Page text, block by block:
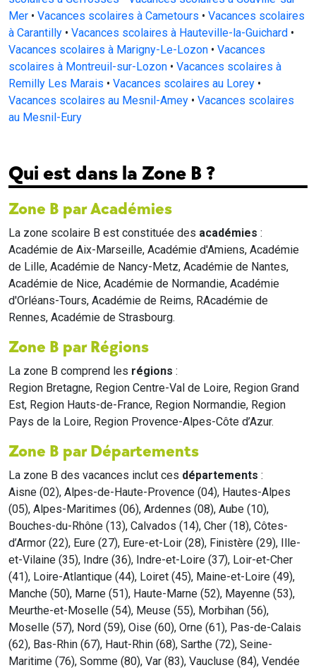
Mer • Vacances scolaires à Cametours • Vacances scolaires
à Carantilly • Vacances scolaires à Hauteville-la-Guichard •
Vacances scolaires à Marigny-Le-Lozon • Vacances
scolaires à Montreuil-sur-Lozon • Vacances scolaires à
Remilly Les Marais • Vacances scolaires au Lorey •
Vacances scolaires au Mesnil-Amey • Vacances scolaires
au Mesnil-Eury
Qui est dans la Zone B ?
Zone B par Académies
La zone scolaire B est constituée des académies :
Académie de Aix-Marseille, Académie d'Amiens, Académie
de Lille, Académie de Nancy-Metz, Académie de Nantes,
Académie de Nice, Académie de Normandie, Académie
d'Orléans-Tours, Académie de Reims, RAcadémie de
Rennes, Académie de Strasbourg.
Zone B par Régions
La zone B comprend les régions :
Region Bretagne, Region Centre-Val de Loire, Region Grand
Est, Region Hauts-de-France, Region Normandie, Region
Pays de la Loire, Region Provence-Alpes-Côte d’Azur.
Zone B par Départements
La zone B des vacances inclut ces départements :
Aisne (02), Alpes-de-Haute-Provence (04), Hautes-Alpes
(05), Alpes-Maritimes (06), Ardennes (08), Aube (10),
Bouches-du-Rhône (13), Calvados (14), Cher (18), Côtes-
d’Armor (22), Eure (27), Eure-et-Loir (28), Finistère (29), Ille-
et-Vilaine (35), Indre (36), Indre-et-Loire (37), Loir-et-Cher
(41), Loire-Atlantique (44), Loiret (45), Maine-et-Loire (49),
Manche (50), Marne (51), Haute-Marne (52), Mayenne (53),
Meurthe-et-Moselle (54), Meuse (55), Morbihan (56),
Moselle (57), Nord (59), Oise (60), Orne (61), Pas-de-Calais
(62), Bas-Rhin (67), Haut-Rhin (68), Sarthe (72), Seine-
Maritime (76), Somme (80), Var (83), Vaucluse (84), Vendée